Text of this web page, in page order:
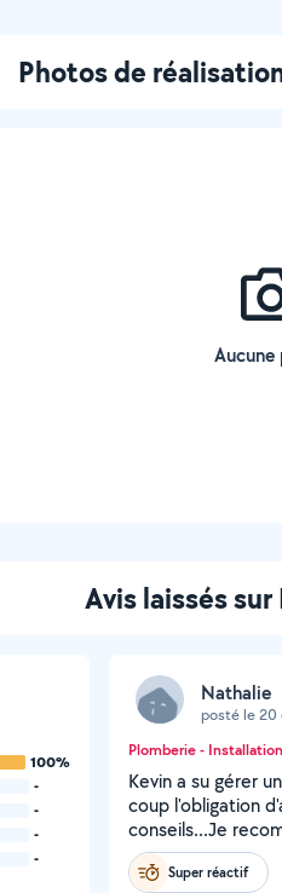
Photos de
Avis laissés
100%
-
-
-
-
Nathalie
posté le 20
Plomberie -
Kevin a su gérer
coup l'obligation
conseils...Je
Super réactif